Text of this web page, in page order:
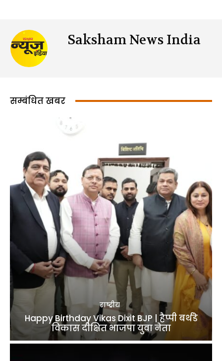
Saksham News India
सम्बंधित खबर
राष्ट्रीय
Happy Birthday Vikas Dixit BJP | हैप्पी बर्थडे
विकास दीक्षित भाजपा युवा नेता